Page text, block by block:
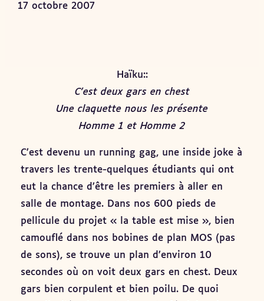
17 octobre 2007
Haïku::
C’est deux gars en chest
Une claquette nous les présente
Homme 1 et Homme 2
C’est devenu un running gag, une inside joke à
travers les trente-quelques étudiants qui ont
eut la chance d’être les premiers à aller en
salle de montage. Dans nos 600 pieds de
pellicule du projet « la table est mise », bien
camouflé dans nos bobines de plan MOS (pas
de sons), se trouve un plan d’environ 10
secondes où on voit deux gars en chest. Deux
gars bien corpulent et bien poilu. De quoi